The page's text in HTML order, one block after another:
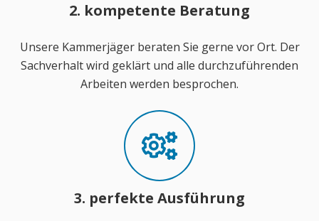
2. kompetente Beratung
Unsere Kammerjäger beraten Sie gerne vor Ort. Der
Sachverhalt wird geklärt und alle durchzuführenden
Arbeiten werden besprochen.
3. perfekte Ausführung